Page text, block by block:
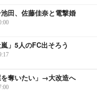
田、佐藤佳奈と電撃婚
嵐」5人のFC出そろう
を奪いたい」→大改造へ